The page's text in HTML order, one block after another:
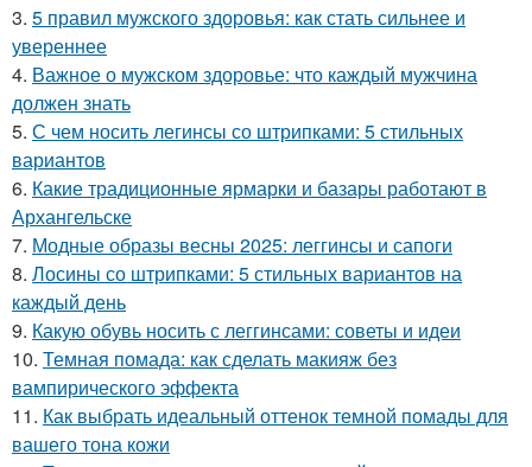
3. 5 правил мужского здоровья: как стать сильнее и
увереннее
4. Важное о мужском здоровье: что каждый мужчина
должен знать
5. С чем носить легинсы со штрипками: 5 стильных
вариантов
6. Какие традиционные ярмарки и базары работают в
Архангельске
7. Модные образы весны 2025: леггинсы и сапоги
8. Лосины со штрипками: 5 стильных вариантов на
каждый день
9. Какую обувь носить с леггинсами: советы и идеи
10. Темная помада: как сделать макияж без
вампирического эффекта
11. Как выбрать идеальный оттенок темной помады для
вашего тона кожи